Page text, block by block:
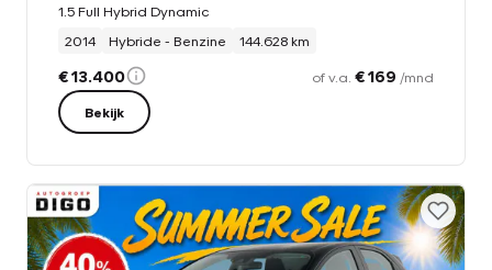
1.5 Full Hybrid Dynamic
2014
Hybride - Benzine 144.628 km
€ 13.400 of v.a. € 169 /mnd
Bekijk